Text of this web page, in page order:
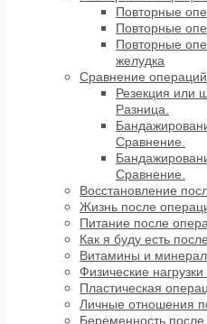
Повторные
Повторные
Повторные
желудка
Сравнение операций
Резекция или
Разница.
Сравнение.
Сравнение.
Восстановление
Жизнь после
Питание после
Как я буду есть
Витамины и
Физические
Пластическая
Личные отношения
Беременность